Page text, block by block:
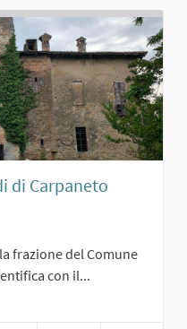
di Carpaneto
frazione del Comune
con il...
della comunità